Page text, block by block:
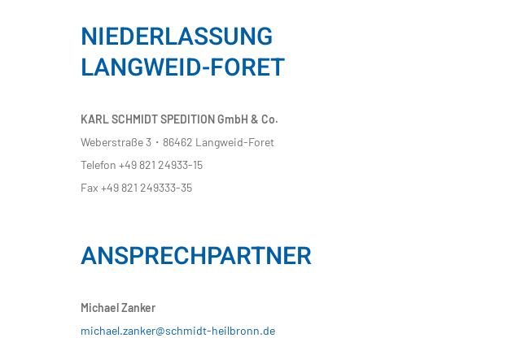
NIEDERLASSUNG
LANGWEID-FORET​
KARL SCHMIDT SPEDITION GmbH & Co.
Weberstraße 3・86462 Langweid-Foret
Telefon +49 821 24933-15
Fax +49 821 249333-35
ANSPRECHPARTNER
Michael Zanker
michael.zanker@schmidt-heilbronn.de